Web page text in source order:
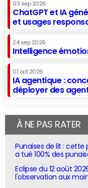
03 sep 2026
ChatGPT et IA
et usages
24 sep 2026
Intelligence
01 oct 2026
IA agentique :
déployer des
À NE PAS RATER
Punaises de lit :
a tué 100% des
Eclipse du 12 août
l'observation aux